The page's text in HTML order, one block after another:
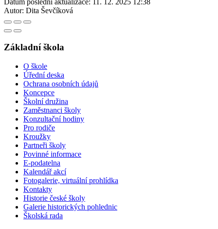
Datum poslední aktualizace: 11. 12. 2025 12:38
Autor: Dita Ševčíková
Základní škola
O škole
Úřední deska
Ochrana osobních údajů
Koncepce
Školní družina
Zaměstnanci školy
Konzultační hodiny
Pro rodiče
Kroužky
Partneři školy
Povinné informace
E-podatelna
Kalendář akcí
Fotogalerie, virtuální prohlídka
Kontakty
Historie české školy
Galerie historických pohlednic
Školská rada